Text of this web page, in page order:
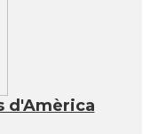
d'Amèrica